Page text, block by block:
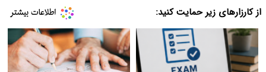
از کارزارهای زیر حمایت کنید: